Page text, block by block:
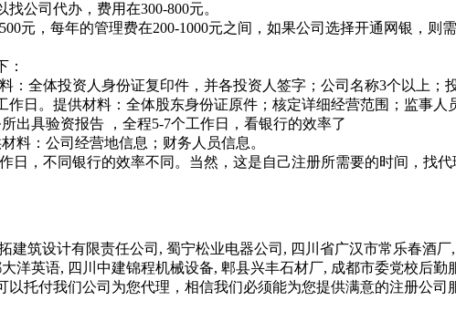
公司代办，费用在300-800元。
元，每年的管理费在200-1000元之间，如果公司选择开通网银，则
：
：全体投资人身份证复印件，并各投资人签字；公司名称3个以上；
作日。提供材料：全体股东身份证原件；核定详细经营范围；监事人
出具验资报告 ，全程5-7个工作日，看银行的效率了
料：公司经营地信息；财务人员信息。
日，不同银行的效率不同。当然，这是自己注册所需要的时间，找
筑设计有限责任公司, 蜀宁松业电器公司, 四川省广汉市常乐春酒厂
洋英语, 四川中建锦程机械设备, 郫县兴丰石材厂, 成都市委党校后
托付我们公司为您代理，相信我们必须能为您提供满意的注册公司